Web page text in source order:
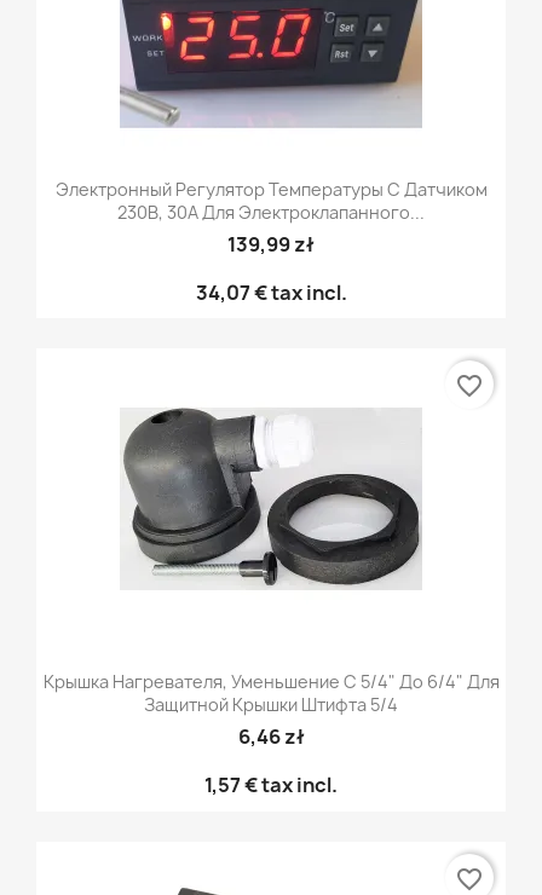
Электронный Регулятор Температуры С Датчиком
230В, 30А Для Электроклапанного...
139,99 zł
34,07 €tax incl.
Крышка Нагревателя, Уменьшение С 5/4" До 6/4" Для
Защитной Крышки Штифта 5/4
6,46 zł
1,57 €tax incl.
favorite_border
favorite_border